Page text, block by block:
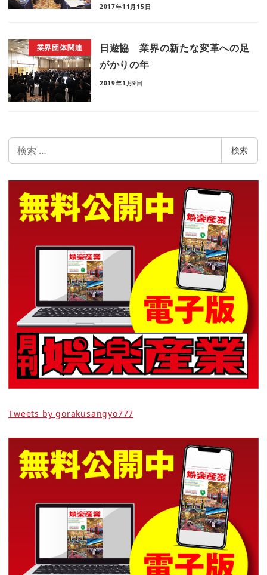
2017年11月15日
業界団体関連
日遊協 業界の新たな変革への足
がかりの年
2019年1月9日
索
検索
Tweets by gorakusangyo777